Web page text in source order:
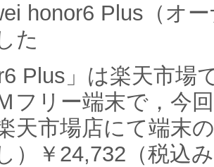
honor6 Plus（オ
た
Plus」は楽天市場
フリー端末で，今
天市場店にて端末
）￥24,732（税込